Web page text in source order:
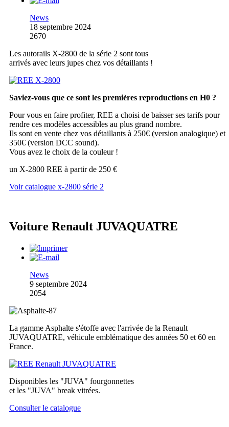
News
18 septembre 2024
2670
Les autorails X-2800 de la série 2 sont tous
arrivés avec leurs jupes chez vos détaillants !
Saviez-vous que ce sont les premières reproductions en H0 ?
Pour vous en faire profiter, REE a choisi de baisser ses tarifs pour
rendre ces modèles accessibles au plus grand nombre.
Ils sont en vente chez vos détaillants à 250€ (version analogique) et
350€ (version DCC sound).
Vous avez le choix de la couleur !
un X-2800 REE à partir de 250 €
Voir catalogue x-2800 série 2
Voiture Renault JUVAQUATRE
News
9 septembre 2024
2054
La gamme Asphalte s'étoffe avec l'arrivée de la Renault
JUVAQUATRE, véhicule emblématique des années 50 et 60 en
France.
Disponibles les "JUVA" fourgonnettes
et les "JUVA" break vitrées.
Consulter le catalogue